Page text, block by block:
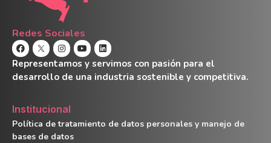
Redes Sociales
Representamos y servimos con pasión para el
desarrollo de una industria sostenible y competitiva.
Institucional
Política de tratamiento de datos personales y manejo de
bases de datos